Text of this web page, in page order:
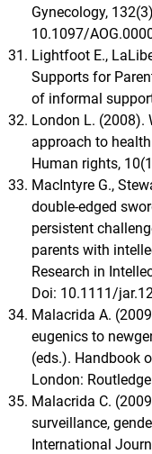
Gynecology,
10.1097/
Lightfoot E.,
Supports for
of informal
London L. (2008).
approach to
Human rights,
MacIntyre G.,
double‐edged
persistent
parents with
Research in
Doi: 10.1111/
Malacrida A.
eugenics to
(eds.). Handbook
London:
Malacrida C.
surveillance,
International